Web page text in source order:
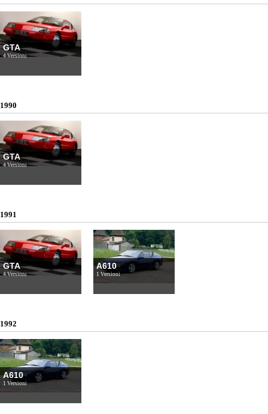
GTA
4 Versioni
1990
GTA
4 Versioni
1991
GTA
4 Versioni
A610
1 Versioni
1992
A610
1 Versioni